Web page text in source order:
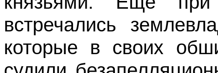
встречались
которые в своих